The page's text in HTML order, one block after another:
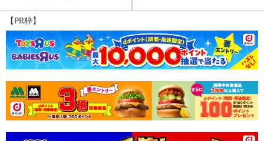
・賞味期限：製造日より180日
・原産国（最終加工地）：日本
・原材料/材質/素材：チョコレート(カカオマス、砂糖、ココアバタ
【PR枠】